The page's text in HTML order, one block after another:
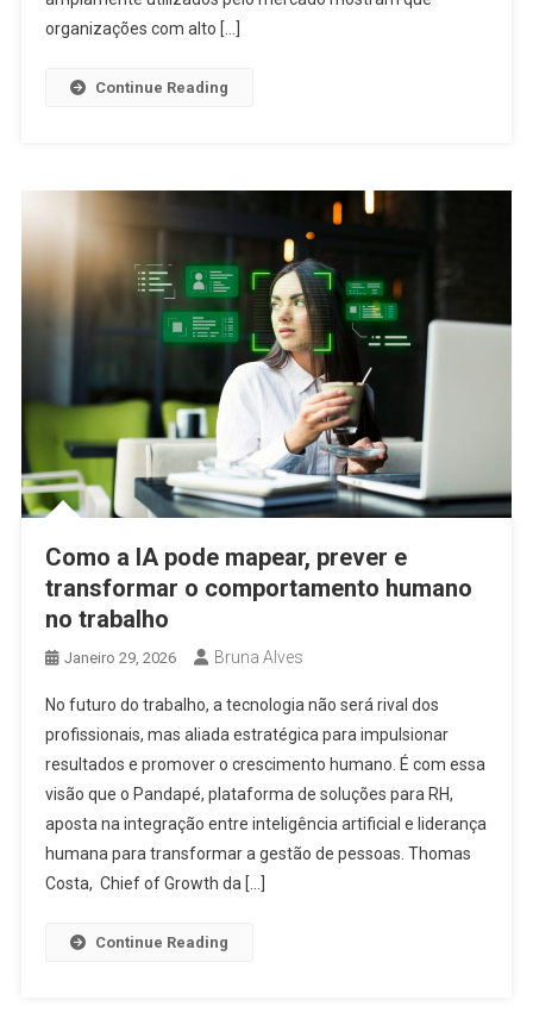
organizações com alto […]
Continue Reading
Como a IA pode mapear, prever e
transformar o comportamento humano
no trabalho
Janeiro 29, 2026 Bruna Alves
No futuro do trabalho, a tecnologia não será rival dos
profissionais, mas aliada estratégica para impulsionar
resultados e promover o crescimento humano. É com essa
visão que o Pandapé, plataforma de soluções para RH,
aposta na integração entre inteligência artificial e liderança
humana para transformar a gestão de pessoas. Thomas
Costa, Chief of Growth da […]
Continue Reading